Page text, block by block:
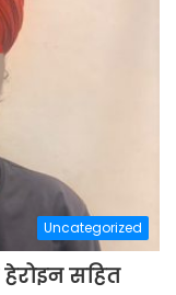
Uncategorized
सहित